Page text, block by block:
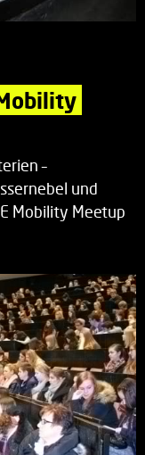
–
und
Mobility Meetup